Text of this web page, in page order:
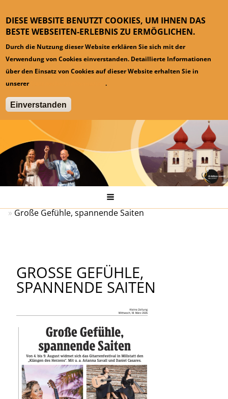
DIESE WEBSITE BENUTZT COOKIES, UM IHNEN DAS
BESTE WEBSEITEN-ERLEBNIS ZU ERMÖGLICHEN.
Durch die Nutzung dieser Website erklären Sie sich mit der
Verwendung von Cookies einverstanden. Detaillierte Informationen
über den Einsatz von Cookies auf dieser Website erhalten Sie in
unserer
Datenschutzinformation.
Einverstanden
Pressespiegel
Große Gefühle, spannende Saiten
GROSSE GEFÜHLE, S
PANNENDE SAITEN